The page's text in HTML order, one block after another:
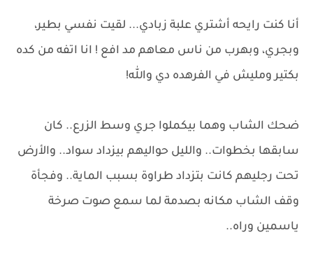
أنا كنت رايحه أشتري علبة زبادي... لقيت نفسي بطير،
وبجري، وبهرب من ناس معاهم مد افع ! انا اتفه من كده
بكتير ومليش في الفرهده دي والله!
ضحك الشاب وهما بيكملوا جري وسط الزرع.. كان
سابقها بخطوات.. والليل حواليهم بيزداد سواد.. والأرض
تحت رجليهم كانت بتزداد طراوة بسبب الماية.. وفجأة
وقف الشاب مكانه بصدمة لما سمع صوت صرخة
ياسمين وراه..